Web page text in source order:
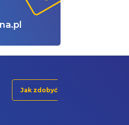
Jak zdobyć